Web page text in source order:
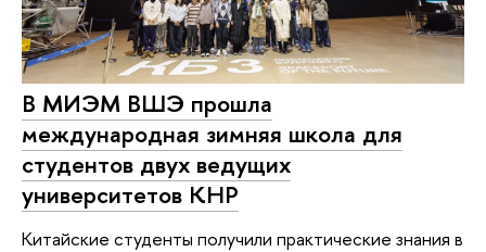
В МИЭМ ВШЭ прошла
международная зимняя школа для
студентов двух ведущих
университетов КНР
Китайские студенты получили практические знания в